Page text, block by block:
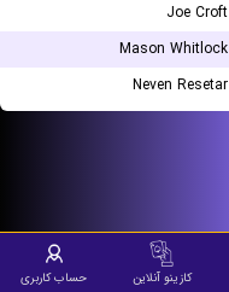
Joe Croft
Mason Whitlock
Neven Resetar
کازینو آنلاین حساب کاربری